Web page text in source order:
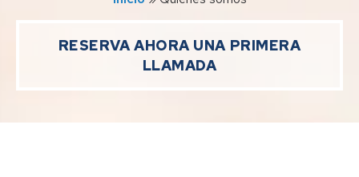
RESERVA AHORA UNA PRIMERA
LLAMADA